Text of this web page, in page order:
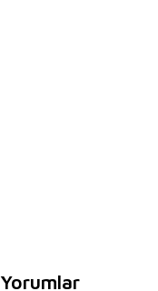
Yorumlar